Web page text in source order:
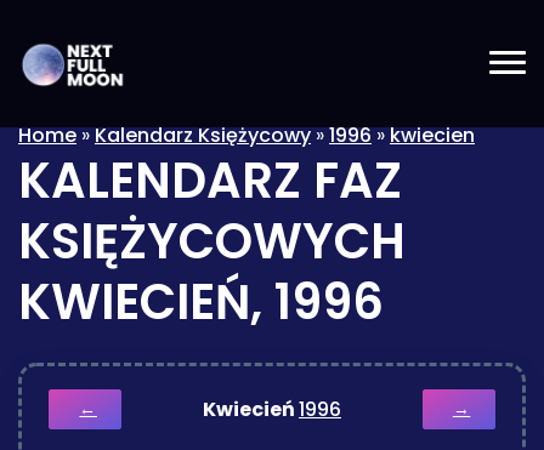
Home»Kalendarz Księżycowy»1996»kwiecien
KALENDARZ FAZ
KSIĘŻYCOWYCH
KWIECIEŃ, 1996
← Kwiecień1996 →